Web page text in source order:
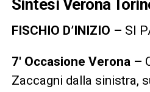
Sintesi Verona
FISCHIO D’INIZIO – SI
7′ Occasione Verona –
Zaccagni dalla sinistra,